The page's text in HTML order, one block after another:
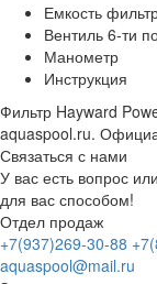
Емкость
Вентиль 6-ти
Манометр
Инструкция
Фильтр Hayward
aquaspool.ru.
Связаться с нами
У вас есть вопрос
для вас способом!
Отдел продаж
+7(937)269-30-88
aquaspool@mail.ru